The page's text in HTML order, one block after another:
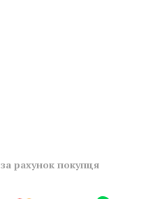
за рахунок покупця